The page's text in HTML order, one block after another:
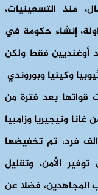
منذ التسعينيات،
إنشاء حكومة في
الصومال في 2007 بجنود أوغنديين فقط ولكن
وكينيا وبوروندي
قواتها بعد فترة من
ونيجيريا وزامبيا
كان عداد القوة حوالي 22 الف فرد، تم تخفيضها
الأمن، وتقليل
المجاهدين، فضلا عن